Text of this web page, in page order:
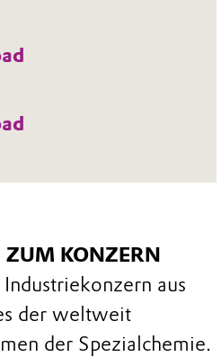
KONZERN
aus
der weltweit
der Spezialchemie.